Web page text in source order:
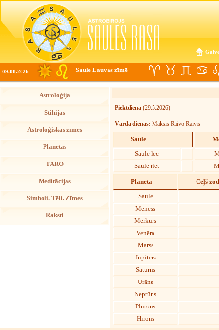
09.08.2026 Saule Lauvas zīmē
Astroloģija
Stihijas
Astroloģiskās zīmes
Planētas
TARO
Meditācijas
Simboli. Tēli. Zīmes
Raksti
Piektdiena (29.5.2026)
Vārda dienas: Maksis Raivo Raivis
Saule
Saule lec
Saule riet
Planēta Ceļš
Saule
Mēness
Merkurs
Venēra
Marss
Jupiters
Saturns
Urāns
Neptūns
Plutons
Hīrons